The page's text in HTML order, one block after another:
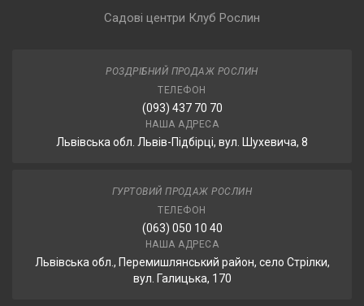
Садові центри Клуб Рослин
РОЗДРІБНИЙ ПРОДАЖ РОСЛИН
ТЕЛЕФОН
(093) 437 70 70
НАША АДРЕСА
Львівська обл. Львів-Підбірці, вул. Шухевича, 8
ГУРТОВИЙ ПРОДАЖ РОСЛИН
ТЕЛЕФОН
(063) 050 10 40
НАША АДРЕСА
Львівська обл., Перемишлянський район, село Стрілки,
вул. Галицька, 170